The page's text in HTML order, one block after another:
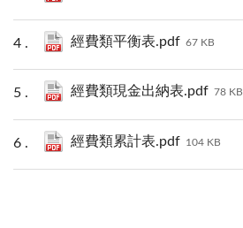
經費類平衡表.pdf 67 KB
經費類現金出納表.pdf 78 KB
經費類累計表.pdf 104 KB